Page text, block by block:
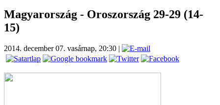
Magyarország - Oroszország 29-29 (14-
15)
2014. december 07. vasárnap, 20:30 |